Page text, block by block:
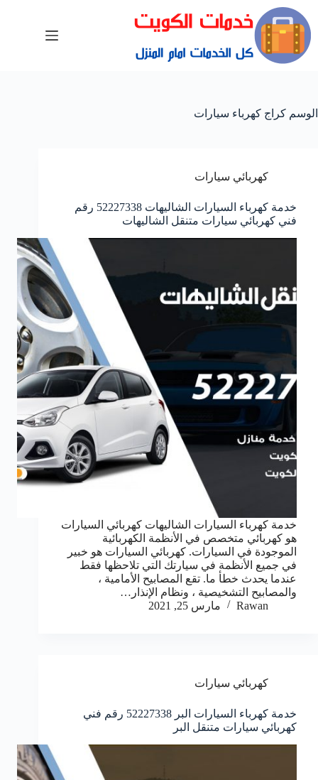
الوسم كراج كهرباء سيارات
كهربائي سيارات
خدمة كهرباء السيارات الشاليهات 52227338 رقم
فني كهربائي سيارات متنقل الشاليهات
خدمة كهرباء السيارات الشاليهات كهربائي السيارات
هو كهربائي متخصص في الأنظمة الكهربائية
الموجودة في السيارات. كهربائي السيارات هو خبير
في جميع الأنظمة في سيارتك التي تلاحظها فقط
عندما يحدث خطأ ما. تقع المصابيح الأمامية ،
والمصابيح التشخيصية ، ونظام الإنذار…
Rawan
مارس 25, 2021
كهربائي سيارات
خدمة كهرباء السيارات البر 52227338 رقم فني
كهربائي سيارات متنقل البر